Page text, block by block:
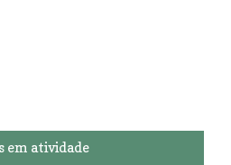
em atividade